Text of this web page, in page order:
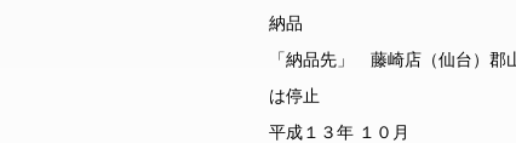
納品
「納品先」 藤崎店（仙台）
は停止
平成１３年 １０月